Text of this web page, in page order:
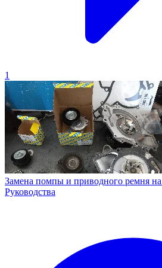
1
Замена помпы и приводного ремня
Руководства